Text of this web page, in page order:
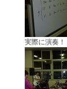
実際に演奏！